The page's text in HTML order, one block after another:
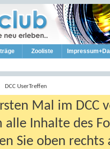
Zooliste
DCC UserTreffen
Mal im DCC
alle Inhalte des
Sie oben